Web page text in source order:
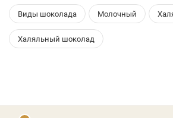
Виды шоколада Молочный
Халяльный шоколад